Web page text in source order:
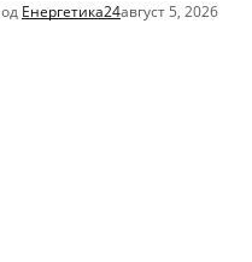
од Енергетика24август 5, 2026